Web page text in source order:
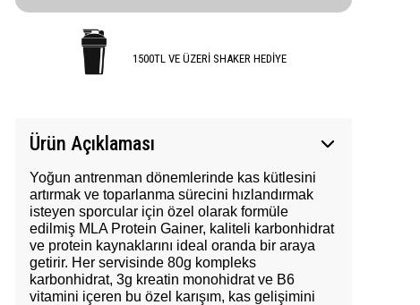
1500TL VE ÜZERİ SHAKER HEDİYE
Ürün Açıklaması
Yoğun antrenman dönemlerinde kas kütlesini
artırmak ve toparlanma sürecini hızlandırmak
isteyen sporcular için özel olarak formüle
edilmiş MLA Protein Gainer, kaliteli karbonhidrat
ve protein kaynaklarını ideal oranda bir araya
getirir. Her servisinde 80g kompleks
karbonhidrat, 3g kreatin monohidrat ve B6
vitamini içeren bu özel karışım, kas gelişimini